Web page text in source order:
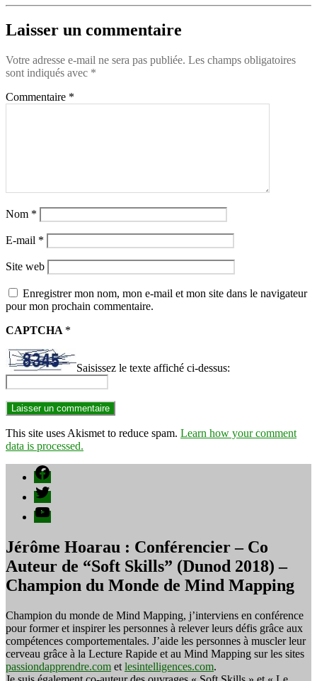
Laisser un commentaire
Votre adresse e-mail ne sera pas publiée. Les champs obligatoires
sont indiqués avec *
Commentaire *
Nom *
E-mail *
Site web
Enregistrer mon nom, mon e-mail et mon site dans le navigateur
pour mon prochain commentaire.
CAPTCHA *
Saisissez le texte affiché ci-dessus:
This site uses Akismet to reduce spam. Learn how your comment
data is processed.
Facebook
Twitter
YouTube
Jérôme Hoarau : Conférencier – Co
Auteur de “Soft Skills” (Dunod 2018) –
Champion du Monde de Mind Mapping
Champion du monde de Mind Mapping, j’interviens en conférence
pour former et inspirer les personnes à relever leurs défis grâce aux
compétences comportementales. J’aide les personnes à muscler leur
cerveau grâce à la Lecture Rapide et au Mind Mapping sur les sites
passiondapprendre.com et lesintelligences.com.